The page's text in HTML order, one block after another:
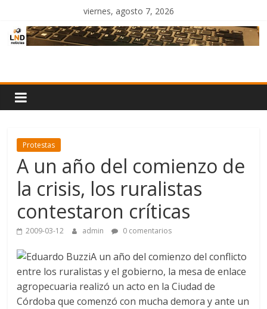
contenido
viernes, agosto 7, 2026
Noticias
Protestas
A un año del comienzo de
la crisis, los ruralistas
contestaron críticas
2009-03-12 admin 0 comentarios
A un año del comienzo del conflicto
entre los ruralistas y el gobierno, la mesa de enlace
agropecuaria realizó un acto en la Ciudad de
Córdoba que comenzó con mucha demora y ante un